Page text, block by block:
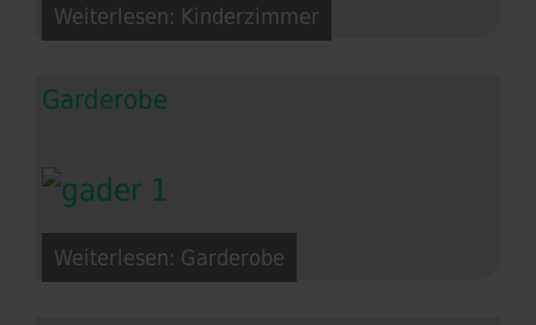
Weiterlesen: Kinderzimmer
Garderobe
Weiterlesen: Garderobe